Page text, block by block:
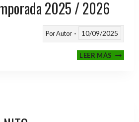
2025 / 2026
PorAutor 10/09/2025
LEER MÁS